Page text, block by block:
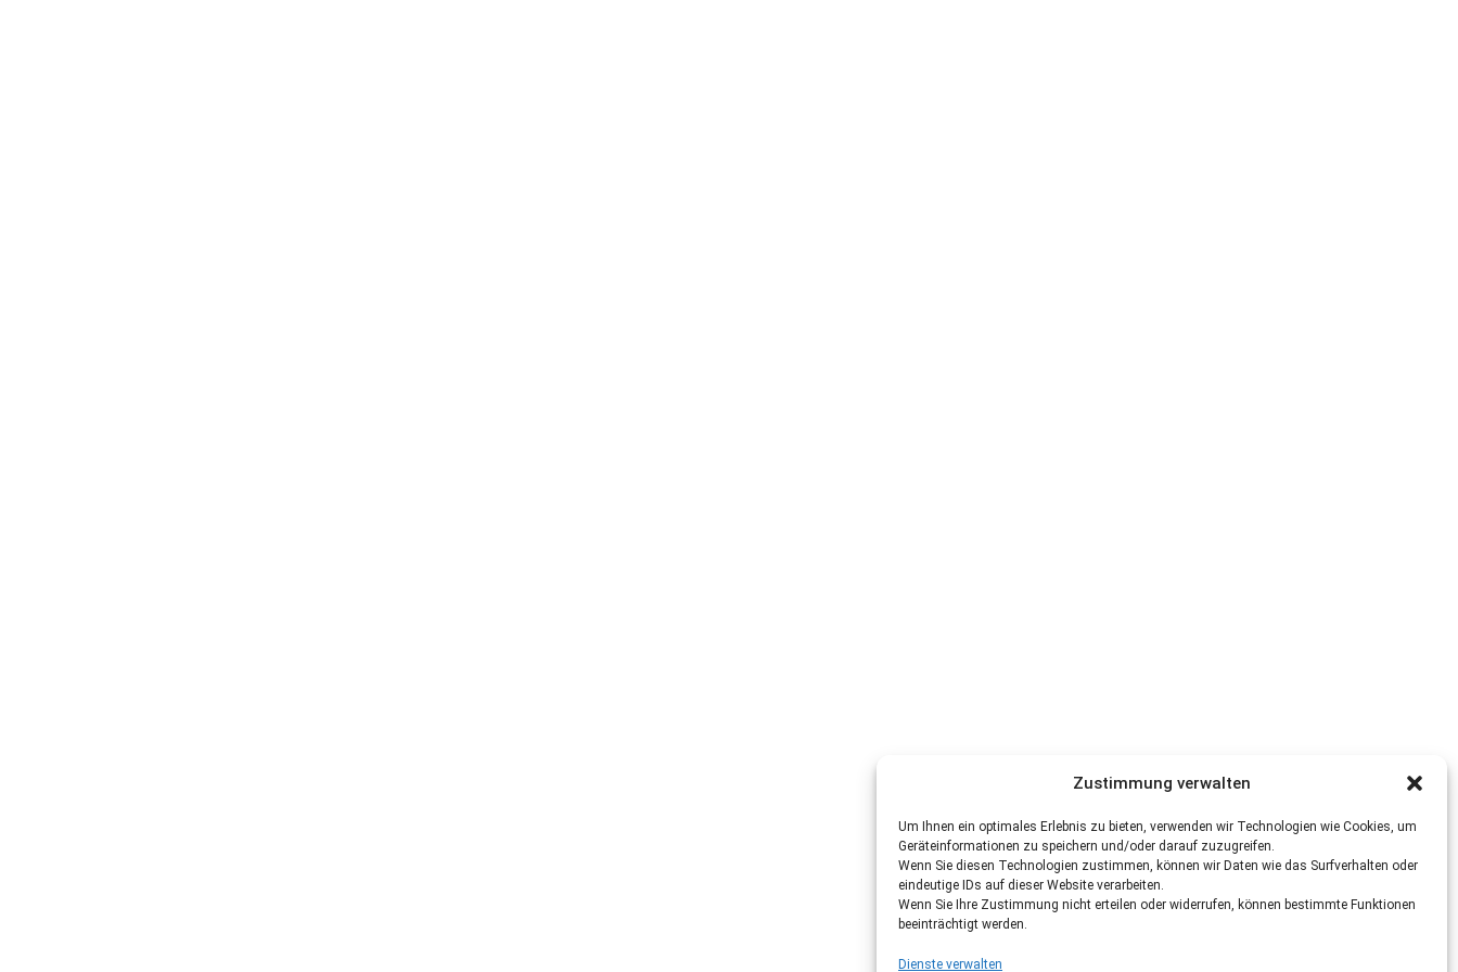
Zustimmung verwalten
Um Ihnen ein optimales Erlebnis zu bieten, verwenden wir Technologien wie Cookies, um
Geräteinformationen zu speichern und/oder darauf zuzugreifen.
Wenn Sie diesen Technologien zustimmen, können wir Daten wie das Surfverhalten oder
eindeutige IDs auf dieser Website verarbeiten.
Wenn Sie Ihre Zustimmung nicht erteilen oder widerrufen, können bestimmte Funktionen
beeinträchtigt werden.
Dienste verwalten